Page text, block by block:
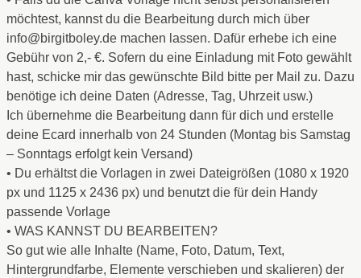
möchtest, kannst du die Bearbeitung durch mich über
info@birgitboley.de machen lassen. Dafür erhebe ich eine
Gebühr von 2,- €. Sofern du eine Einladung mit Foto gewählt
hast, schicke mir das gewünschte Bild bitte per Mail zu. Dazu
benötige ich deine Daten (Adresse, Tag, Uhrzeit usw.)
Ich übernehme die Bearbeitung dann für dich und erstelle
deine Ecard innerhalb von 24 Stunden (Montag bis Samstag
– Sonntags erfolgt kein Versand)
• Du erhältst die Vorlagen in zwei Dateigrößen (1080 x 1920
px und 1125 x 2436 px) und benutzt die für dein Handy
passende Vorlage
• WAS KANNST DU BEARBEITEN?
So gut wie alle Inhalte (Name, Foto, Datum, Text,
Hintergrundfarbe, Elemente verschieben und skalieren) der